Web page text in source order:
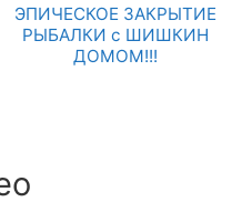
ЭПИЧЕСКОЕ ЗАКРЫТИЕ
РЫБАЛКИ с ШИШКИН
ДОМОМ!!!